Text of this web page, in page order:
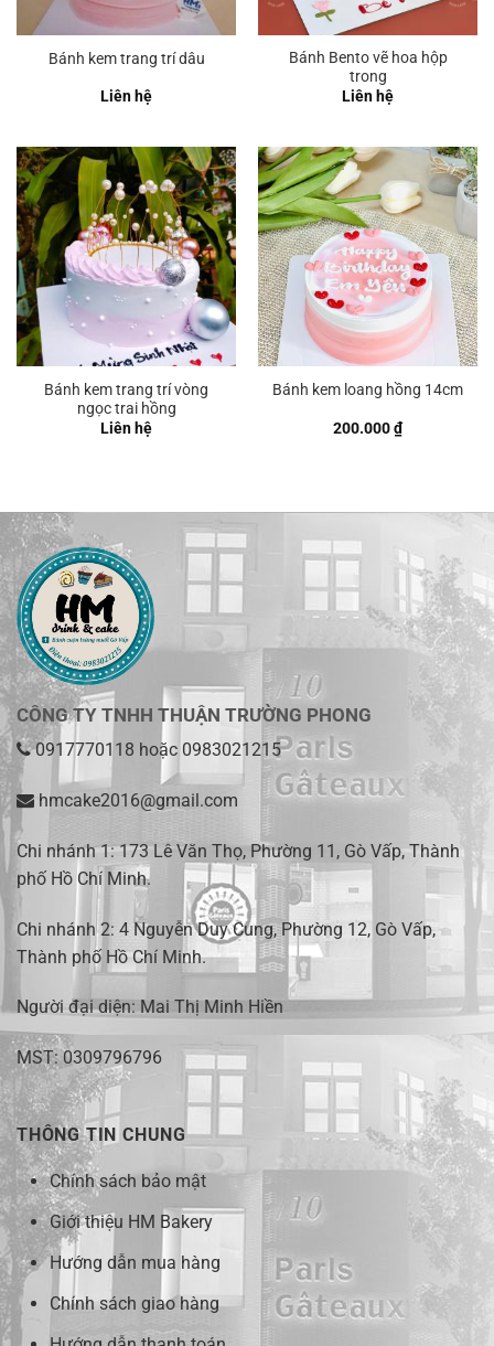
Bánh kem trang trí dâu
Liên hệ
Bánh Bento vẽ hoa hộp
trong
Liên hệ
Bánh kem trang trí vòng
ngọc trai hồng
Liên hệ
Bánh kem loang hồng 14cm
200.000₫
CÔNG TY TNHH THUẬN TRƯỜNG PHONG
0917770118 hoặc 0983021215
hmcake2016@gmail.com
Chi nhánh 1:173 Lê Văn Thọ, Phường 11, Gò Vấp, Thành
phố Hồ Chí Minh.
Chi nhánh 2: 4 Nguyễn Duy Cung, Phường 12, Gò Vấp,
Thành phố Hồ Chí Minh.
Người đại diện: Mai Thị Minh Hiền
MST: 0309796796
THÔNG TIN CHUNG
Chính sách bảo mật
Giới thiệu HM Bakery
Hướng dẫn mua hàng
Chính sách giao hàng